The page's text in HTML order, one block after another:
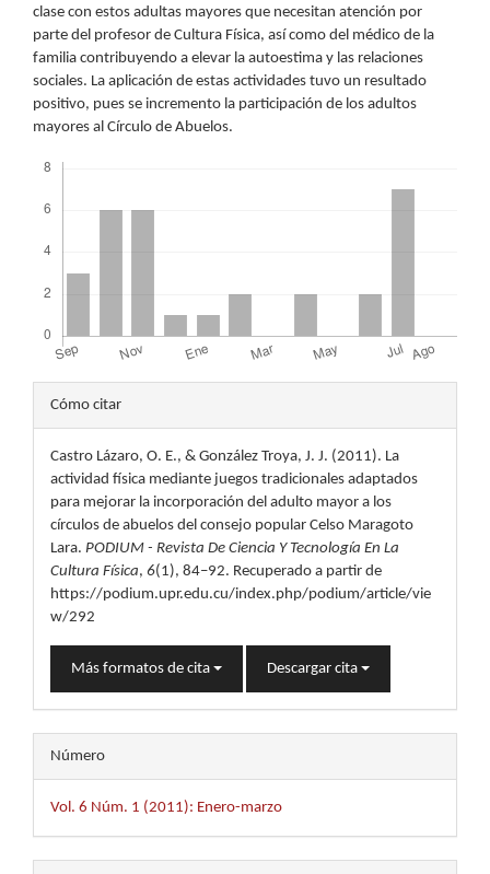
clase con estos adultas mayores que necesitan atención por
parte del profesor de Cultura Física, así como del médico de la
familia contribuyendo a elevar la autoestima y las relaciones
sociales. La aplicación de estas actividades tuvo un resultado
positivo, pues se incremento la participación de los adultos
mayores al Círculo de Abuelos.
Detalles
del
artículo
Cómo citar
Castro Lázaro, O. E., & González Troya, J. J. (2011). La
actividad física mediante juegos tradicionales adaptados
para mejorar la incorporación del adulto mayor a los
círculos de abuelos del consejo popular Celso Maragoto
Lara. PODIUM - Revista De Ciencia Y Tecnología En La
Cultura Física, 6(1), 84–92. Recuperado a partir de
https://podium.upr.edu.cu/index.php/podium/article/vie
w/292
Más formatos de cita Descargar cita
Número
Vol. 6 Núm. 1 (2011): Enero-marzo